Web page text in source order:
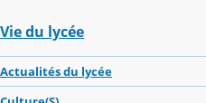
Vie du lycée
Actualités du lycée